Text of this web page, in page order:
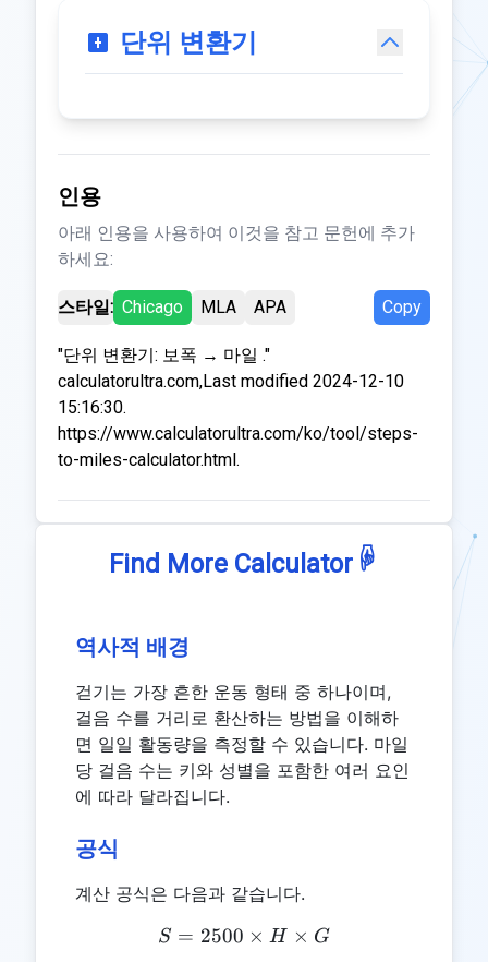
단위 변환기
인용
아래 인용을 사용하여 이것을 참고 문헌에 추가
하세요:
스타일: Chicago MLA APA Copy
"단위 변환기: 보폭 → 마일 ."
calculatorultra.com,Last modified 2024-12-10
15:16:30.
https://www.calculatorultra.com/ko/tool/steps-
to-miles-calculator.html.
Find More Calculator ☟
역사적 배경
걷기는 가장 흔한 운동 형태 중 하나이며,
걸음 수를 거리로 환산하는 방법을 이해하
면 일일 활동량을 측정할 수 있습니다. 마일
당 걸음 수는 키와 성별을 포함한 여러 요인
에 따라 달라집니다.
공식
계산 공식은 다음과 같습니다.
S = 2500 \times H \times
S = 2500 × H × G